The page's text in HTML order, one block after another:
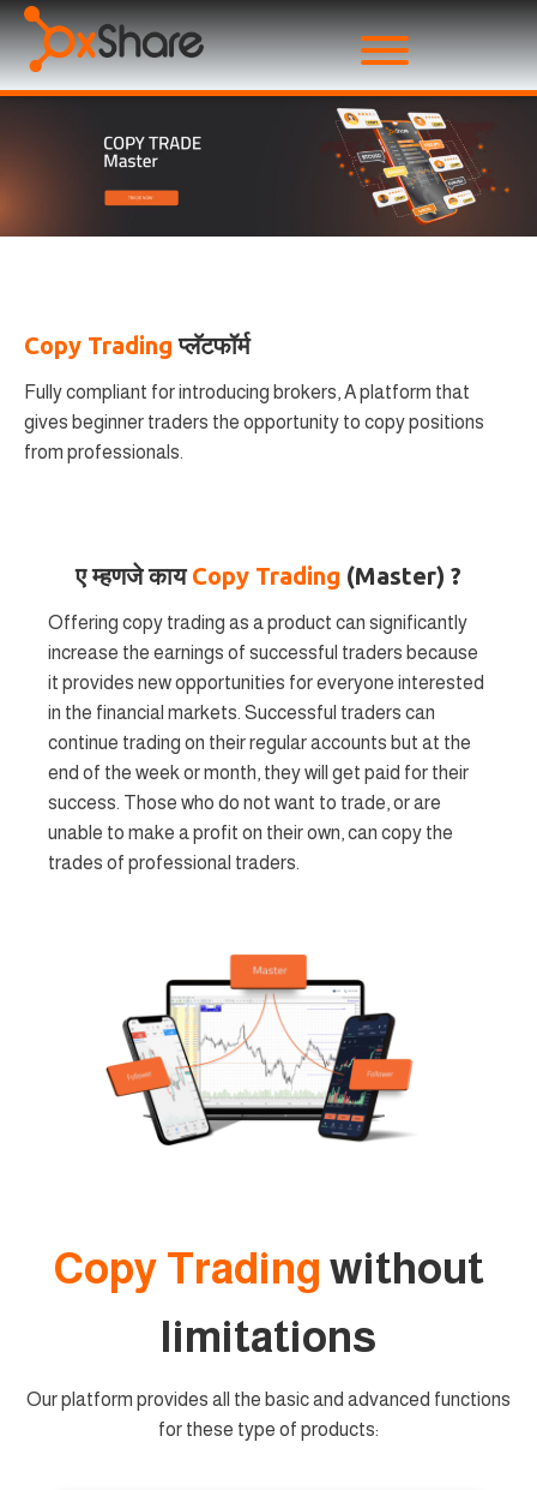
Copy Tradingप्लॅटफॉर्म
Fully compliant for introducing brokers, A platform that
gives beginner traders the opportunity to copy positions
from professionals.
ए म्हणजे कायCopy Trading (Master) ?
Offering copy trading as a product can significantly
increase the earnings of successful traders because
it provides new opportunities for everyone interested
in the financial markets. Successful traders can
continue trading on their regular accounts but at the
end of the week or month, they will get paid for their
success. Those who do not want to trade, or are
unable to make a profit on their own, can copy the
trades of professional traders.
Copy Trading without
limitations
Our platform provides all the basic and advanced functions
for these type of products: